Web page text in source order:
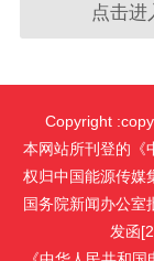
点击进
Copyright
本网站所刊登的《
权归中国能源传媒
国务院新闻办公室
发函